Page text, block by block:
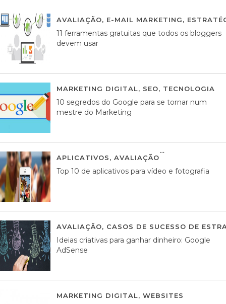
AVALIAÇÃO, E-MAIL MARKETING,
11 ferramentas gratuitas que todos os bloggers
devem usar
MARKETING DIGITAL, SEO, TECNOLOGIA
10 segredos do Google para se tornar num
mestre do Marketing
APLICATIVOS, AVALIAÇÃO
Top 10 de aplicativos para vídeo e fotografia
AVALIAÇÃO, CASOS DE SUCESSO DE
Ideias criativas para ganhar dinheiro: Google
AdSense
MARKETING DIGITAL, WEBSITES